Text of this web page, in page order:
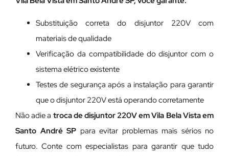
Substituição correta do disjuntor 220V com
materiais de qualidade
Verificação da compatibilidade do disjuntor com o
sistema elétrico existente
Testes de segurança após a instalação para garantir
que o disjuntor 220V está operando corretamente
Não adie a troca de disjuntor 220V em Vila Bela Vista em
Santo André SP para evitar problemas mais sérios no
futuro. Conte com especialistas para garantir que tudo